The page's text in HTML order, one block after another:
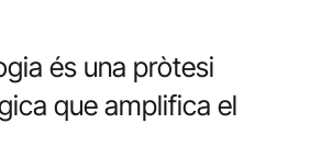
és una pròtesi
que amplifica el